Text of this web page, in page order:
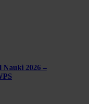
Nauki 2026 –